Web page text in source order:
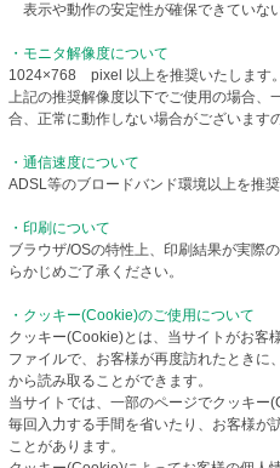
表示や動作の安定性が確保できていな
・モニタ解像度について
1024×768 pixel 以上を推奨いたします。
上記の推奨解像度以下でご使用の場合、
合、正常に動作しない場合がございます
・通信速度について
ADSL等のブロードバンド環境以上を推奨
・印刷について
ブラウザ/OSの特性上、印刷結果が実際
らかじめご了承ください。
・クッキー(Cookie)のご使用について
クッキー(Cookie)とは、当サイトがお客
ファイルで、お客様が再度訪れたときに
から読み取ることができます。
当サイトでは、一部のページでクッキ
毎回入力する手間を省いたり、お客様が
ことがあります。